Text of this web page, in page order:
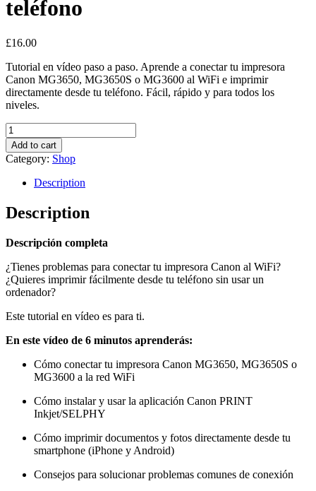
teléfono
£16.00
Tutorial en vídeo paso a paso. Aprende a conectar tu impresora
Canon MG3650, MG3650S o MG3600 al WiFi e imprimir
directamente desde tu teléfono. Fácil, rápido y para todos los
niveles.
Cómo
conectar
Canon
MG3650,
MG3650S
MG3600
al
e
desde
el
teléfono
Add to cart
Category: Shop
Description
Description
Descripción completa
¿Tienes problemas para conectar tu impresora Canon al WiFi?
¿Quieres imprimir fácilmente desde tu teléfono sin usar un
ordenador?
Este tutorial en vídeo es para ti.
En este vídeo de 6 minutos aprenderás:
Cómo conectar tu impresora Canon MG3650, MG3650S o
MG3600 a la red WiFi
Cómo instalar y usar la aplicación Canon PRINT
Inkjet/SELPHY
Cómo imprimir documentos y fotos directamente desde tu
smartphone (iPhone y Android)
Consejos para solucionar problemas comunes de conexión